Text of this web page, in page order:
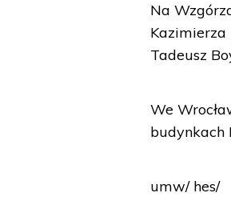
Na
Kazimierza
Tadeusz
We
budynkach
umw/ hes/